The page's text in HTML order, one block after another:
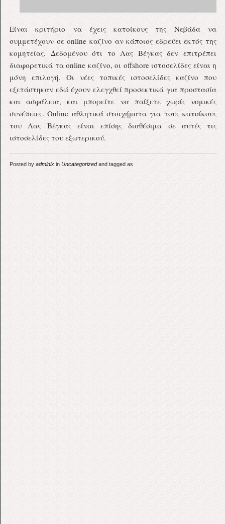
Είναι κριτήριο να έχεις κατοίκους της Νεβάδα να
συμμετέχουν σε online καζίνο αν κάποιος εδρεύει εκτός της
κομητείας. Δεδομένου ότι το Λας Βέγκας δεν επιτρέπει
διαφορετικά τα online καζίνο, οι offshore ιστοσελίδες είναι η
μόνη επιλογή. Οι νέες τοπικές ιστοσελίδες καζίνο που
εξετάστηκαν εδώ έχουν ελεγχθεί προσεκτικά για προστασία
και ασφάλεια, και μπορείτε να παίξετε χωρίς νομικές
συνέπειες. Online αθλητικά στοιχήματα για τους κατοίκους
του Λας Βέγκας είναι επίσης διαθέσιμα σε αυτές τις
ιστοσελίδες του εξωτερικού.
Posted by admlnlx in Uncategorizedand tagged as